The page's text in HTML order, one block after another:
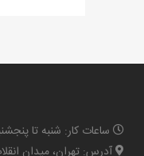
ساعات کار: شنبه تا پنجشنبه ۹ صبح الی
آدرس: تهران، میدان